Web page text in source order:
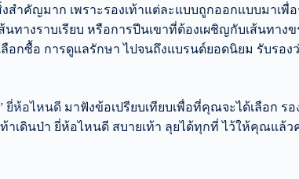
สำคัญมาก เพราะรองเท้าแต่ละแบบถูกออกแบบมาเพื่
ทางราบเรียบ หรือการปีนเขาที่ต้องเผชิญกับเส้นทาง
ลือกซื้อ การดูแลรักษา ไปจนถึงแบรนด์ยอดนิยม รับรอ
ยี่ห้อไหนดี มาฟังข้อเปรียบเทียบเพื่อที่คุณจะได้เลือก รอ
ท้าเดินป่า ยี่ห้อไหนดี สบายเท้า ลุยได้ทุกที่ ไว้ให้คุณแล้